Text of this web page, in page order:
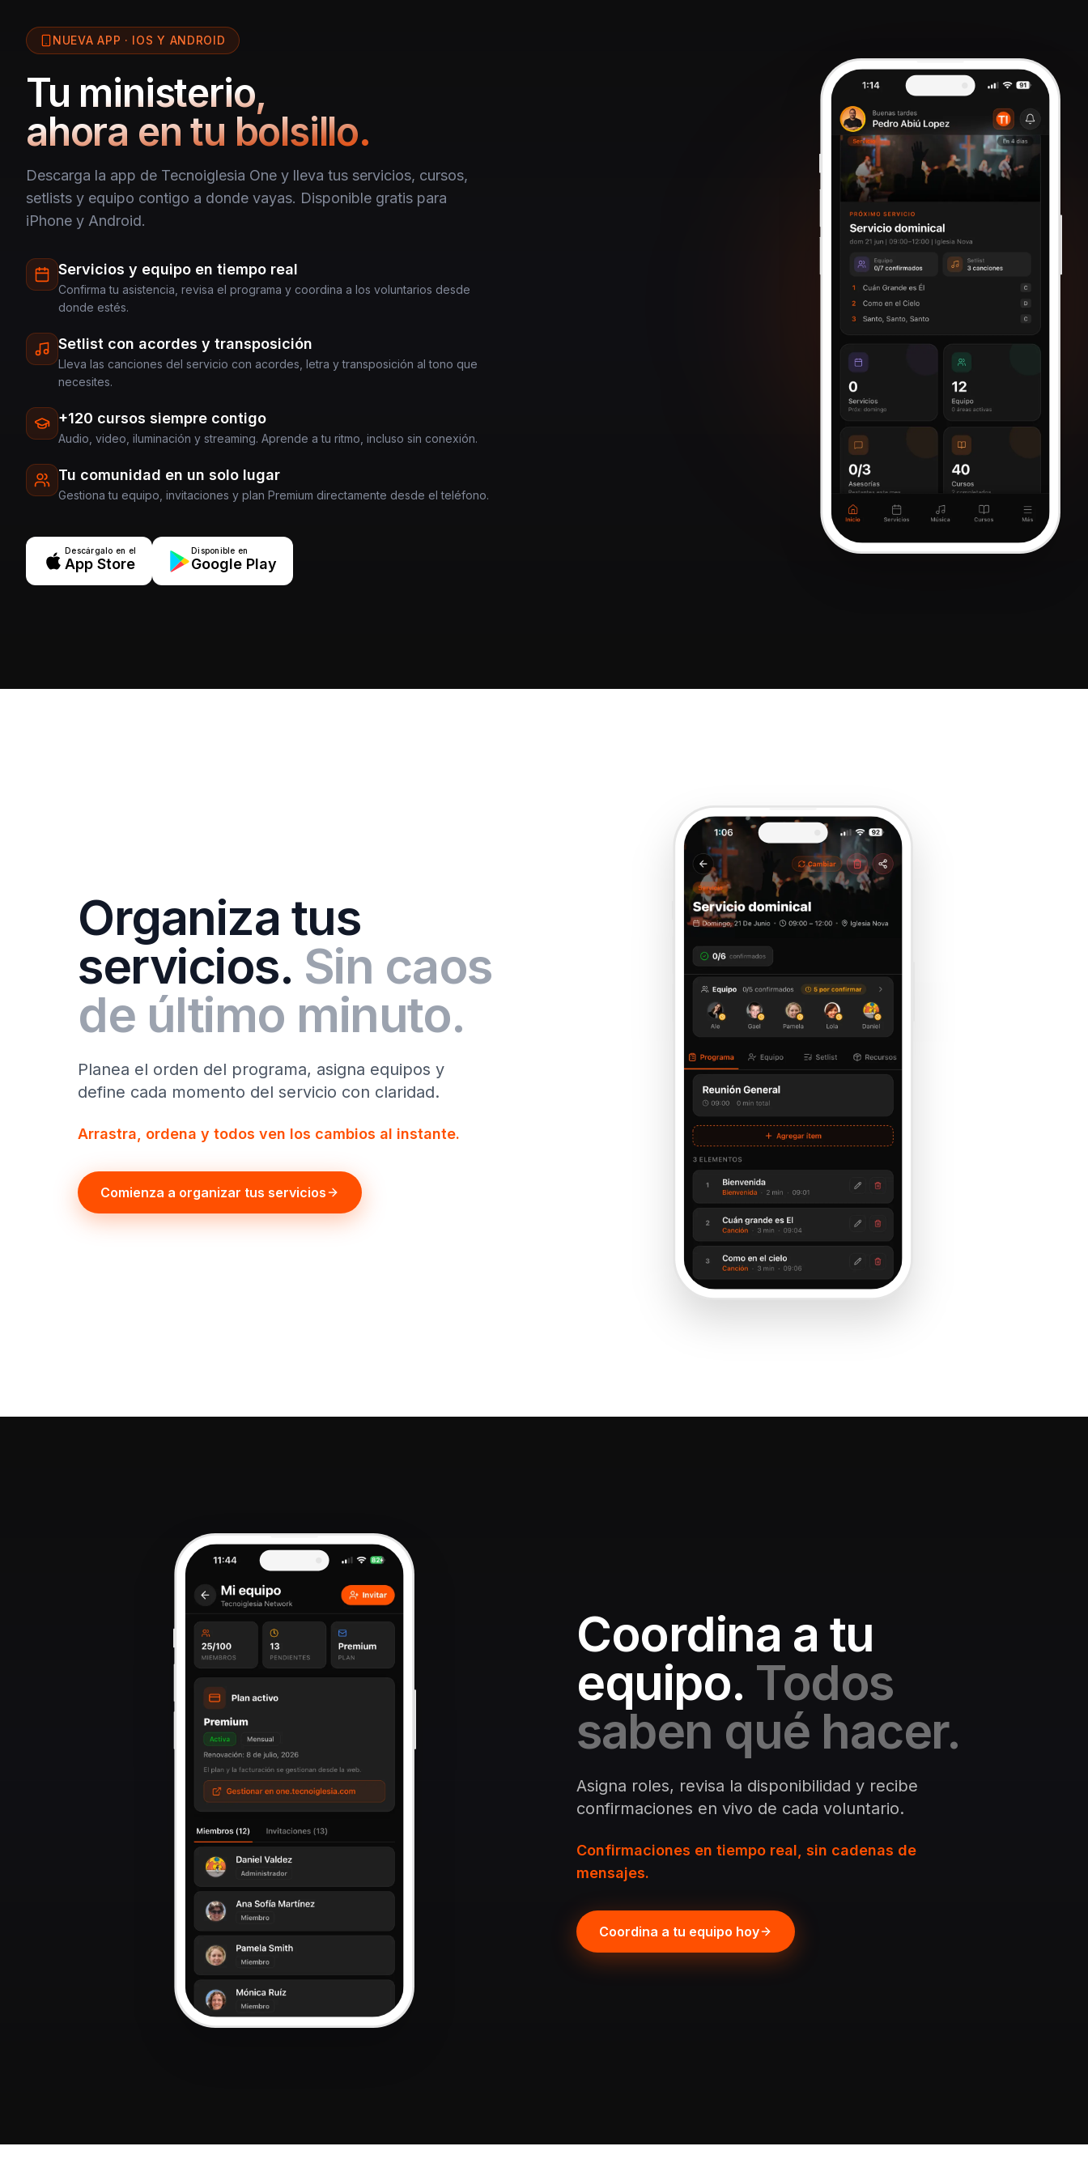
NUEVA APP · IOS Y ANDROID
Tu ministerio,
ahora en tu bolsillo.
Descarga la app de Tecnoiglesia One y lleva tus servicios, cursos,
setlists y equipo contigo a donde vayas. Disponible gratis para
iPhone y Android.
Servicios y equipo en tiempo real
Confirma tu asistencia, revisa el programa y coordina a los voluntarios desde
donde estés.
Setlist con acordes y transposición
Lleva las canciones del servicio con acordes, letra y transposición al tono que
necesites.
+120 cursos siempre contigo
Audio, video, iluminación y streaming. Aprende a tu ritmo, incluso sin conexión.
Tu comunidad en un solo lugar
Gestiona tu equipo, invitaciones y plan Premium directamente desde el teléfono.
Descárgalo en el
App Store
Disponible en
Google Play
Organiza tus
servicios. Sin caos
de último minuto.
Planea el orden del programa, asigna equipos y
define cada momento del servicio con claridad.
Arrastra, ordena y todos ven los cambios al instante.
Comienza a organizar tus servicios
Coordina a tu
equipo. Todos
saben qué hacer.
Asigna roles, revisa la disponibilidad y recibe
confirmaciones en vivo de cada voluntario.
Confirmaciones en tiempo real, sin cadenas de
mensajes.
Coordina a tu equipo hoy